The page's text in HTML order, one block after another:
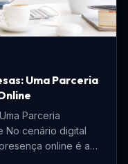
Uma Parceria
Parceria
No cenário digital
online é a